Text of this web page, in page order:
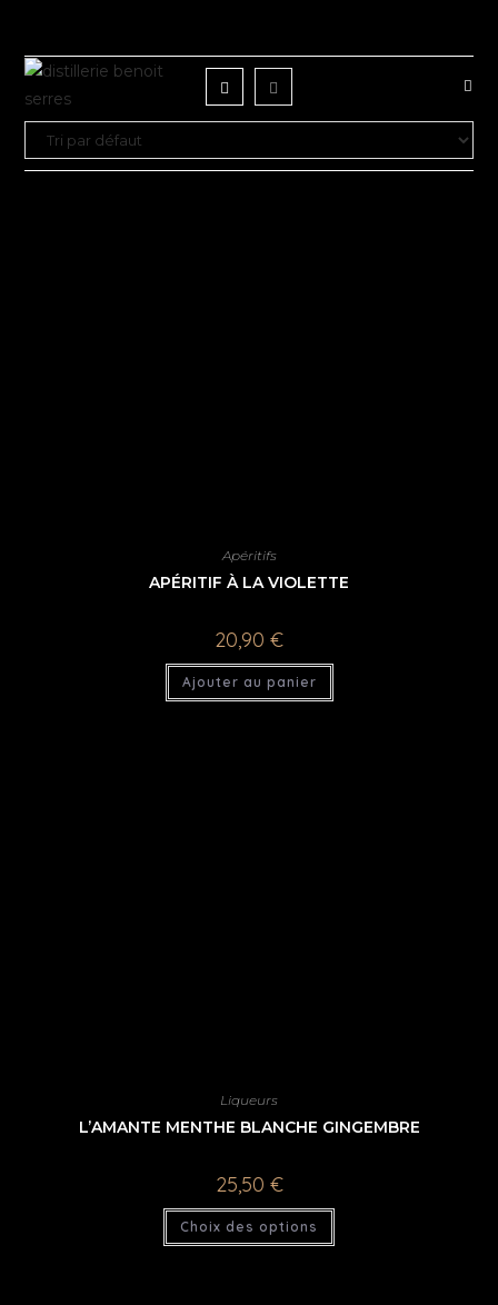
Apéritifs
APÉRITIF À LA VIOLETTE
20,90 €
Ajouter au panier
Liqueurs
L’AMANTE MENTHE BLANCHE GINGEMBRE
25,50 €
Choix des options